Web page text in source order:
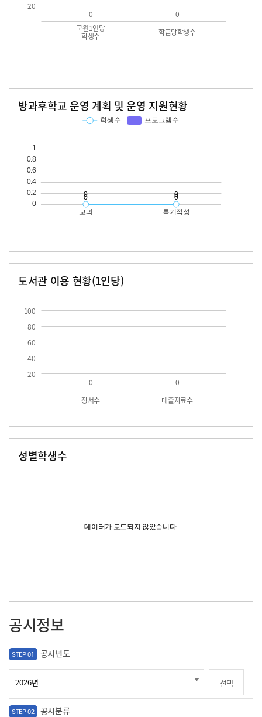
20
교원1인당
학생수 학급당학생수
0 0
방과후학교 운영 계획 및 운영 지원현황
도서관 이용 현황(1인당)
20
40
60
80
100
장서수 대출자료수
0 0
성별학생수
데이터가 로드되지 않았습니다.
공시정보
STEP 01 공시년도
선택
STEP 02 공시분류